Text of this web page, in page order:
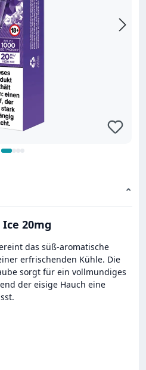
⌄
Ice 20mg
das süß-aromatische
erfrischenden Kühle. Die
sorgt für ein vollmundiges
der eisige Hauch eine